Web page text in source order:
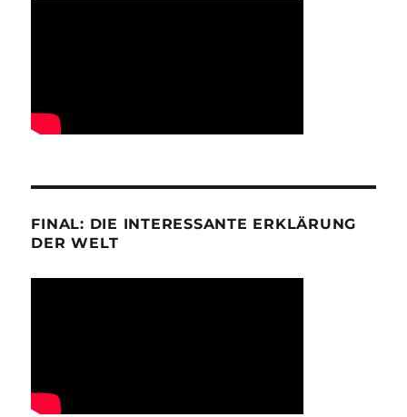
FINAL: DIE INTERESSANTE ERKLÄRUNG
DER WELT